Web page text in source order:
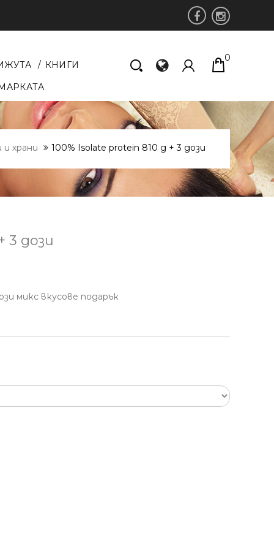
КНИГИ
0
и храни 100% Isolate protein 810 g + 3 дози
3 дози
микс вкусове подарък